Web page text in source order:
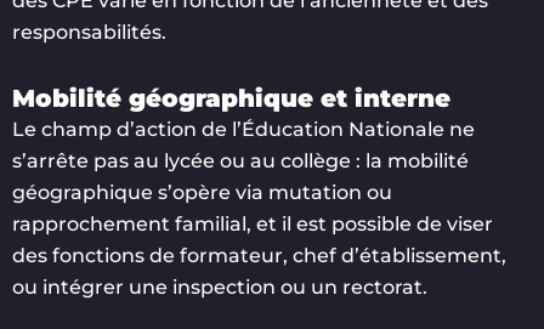
responsabilités.
Mobilité géographique et interne
Le champ d’action de l’Éducation Nationale ne
s’arrête pas au lycée ou au collège : la mobilité
géographique s’opère via mutation ou
rapprochement familial, et il est possible de viser
des fonctions de formateur, chef d’établissement,
ou intégrer une inspection ou un rectorat.